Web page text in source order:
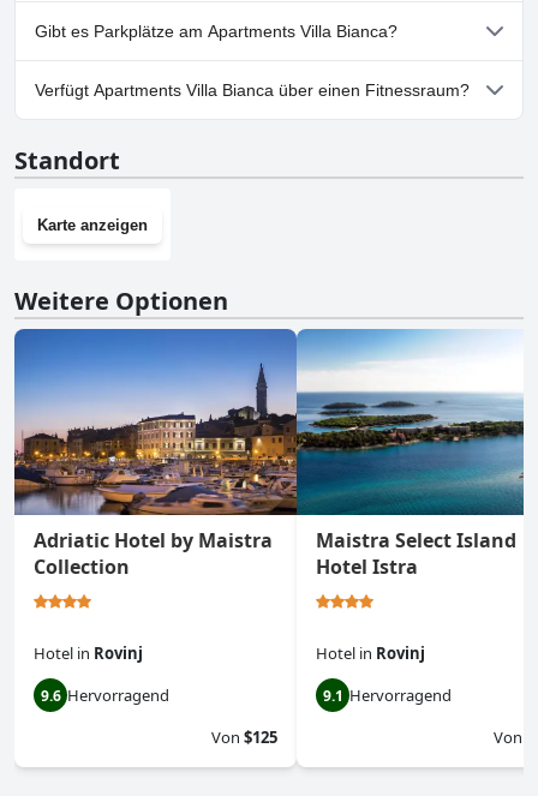
Nein, Apartments Villa Bianca erlaubt keine Hunde.
Gibt es Parkplätze am Apartments Villa Bianca?
Nein, im Apartments Villa Bianca gibt es keine
Parkmöglichkeiten.
Verfügt Apartments Villa Bianca über einen Fitnessraum?
Standort
Karte anzeigen
Weitere Optionen
Adriatic Hotel by Maistra
Collection
Hotel in Rovinj
9.6 Hervorragend
Von $125
Maistra Select Island
Hotel Istra
Hotel in Rovinj
9.1 Hervorragend
Von